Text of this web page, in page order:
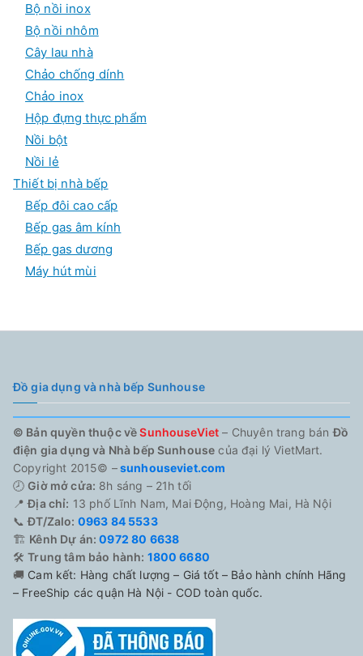
Bộ nồi inox
Bộ nồi nhôm
Cây lau nhà
Chảo chống dính
Chảo inox
Hộp đựng thực phẩm
Nồi bột
Nồi lẻ
Thiết bị nhà bếp
Bếp đôi cao cấp
Bếp gas âm kính
Bếp gas dương
Máy hút mùi
Đồ gia dụng và nhà bếp Sunhouse
© Bản quyền thuộc vềSunhouseViet – Chuyên trang bánĐồ
điện gia dụng và Nhà bếp Sunhouse của đại lý VietMart.
Copyright 2015© –sunhouseviet.com
🕗Giờ mở cửa: 8h sáng – 21h tối
📍Địa chỉ: 13 phố Lĩnh Nam, Mai Động, Hoàng Mai, Hà Nội
📞ĐT/Zalo: 0963 84 5533
🏗️ Kênh Dự án: 0972 80 6638
🛠️Trung tâm bảo hành: 1800 6680
🚚 Cam kết: Hàng chất lượng – Giá tốt – Bảo hành chính Hãng
– FreeShip các quận Hà Nội - COD toàn quốc.